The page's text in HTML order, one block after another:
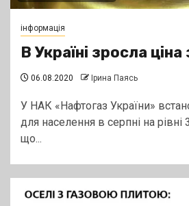
інформація
В Україні зросла ціна
06.08.2020 Ірина Паясь
У НАК «Нафтогаз України»
для населення в серпні на рівні
що...